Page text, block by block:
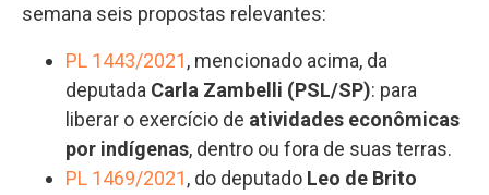
semana seis propostas relevantes:
PL 1443/2021, mencionado acima, da
deputada Carla Zambelli (PSL/SP): para
liberar o exercício de atividades econômicas
por indígenas, dentro ou fora de suas terras.
PL 1469/2021, do deputado Leo de Brito